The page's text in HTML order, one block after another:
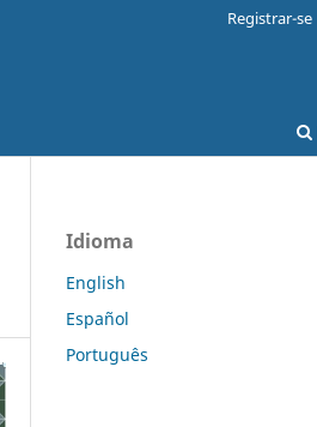
Registrar-se
Idioma
English
Español
Português